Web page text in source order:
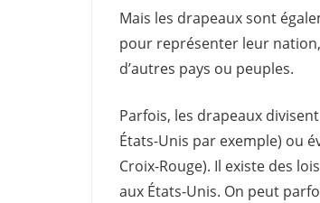
Mais les drapeaux sont
pour représenter leur
d’autres pays ou peuples.
Parfois, les drapeaux
États-Unis par exemple) ou
Croix-Rouge). Il existe des
aux États-Unis. On peut